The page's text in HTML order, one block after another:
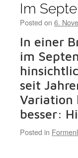
Im
Posted on 6.
In einer
im
seit
Variation
besser:
Posted in